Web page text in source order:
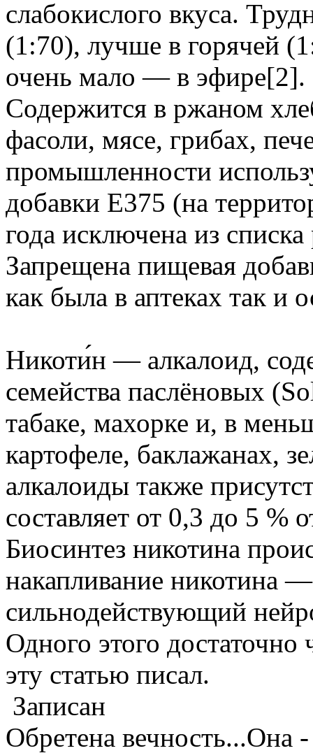
слабокислого вкуса.
(1:70), лучше в горячей
очень мало — в эфире[2].
Содержится в ржаном
фасоли, мясе, грибах,
промышленности
добавки E375 (на
года исключена из
Запрещена пищевая
как была в аптеках так и
Никоти́н — алкалоид,
семейства паслёновых
табаке, махорке и, в
картофеле, баклажанах,
алкалоиды также
составляет от 0,3 до 5 %
Биосинтез никотина
накапливание никотина
сильнодействующий
Одного этого достаточно
эту статью писал.
Записан
Обретена вечность...Она